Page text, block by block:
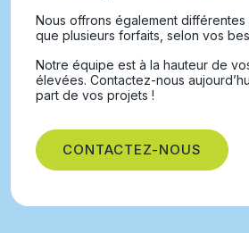
Nous offrons également différentes
que plusieurs forfaits, selon vos
Notre équipe est à la hauteur de
élevées. Contactez-nous
part de vos projets !
CONTACTEZ-NOUS